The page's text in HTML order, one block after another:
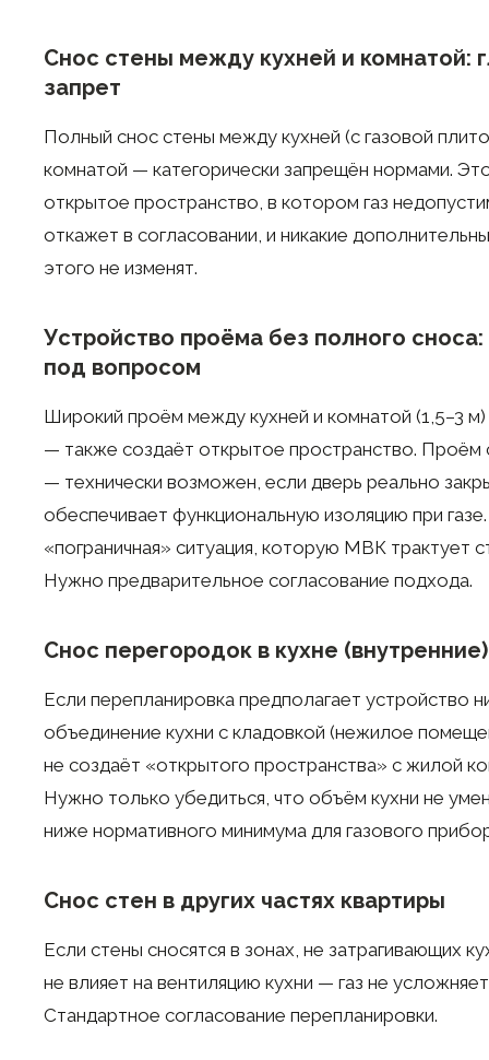
Снос стены между кухней и комнатой:
запрет
Полный снос стены между кухней (с газовой
комнатой — категорически запрещён нормами.
открытое пространство, в котором газ
откажет в согласовании, и никакие
этого не изменят.
Устройство проёма без полного
под вопросом
Широкий проём между кухней и комнатой (1,5–3
— также создаёт открытое пространство. Проём
— технически возможен, если дверь реально
обеспечивает функциональную изоляцию при
«пограничная» ситуация, которую МВК трактует
Нужно предварительное согласование подхода.
Снос перегородок в кухне (внутренние)
Если перепланировка предполагает устройство
объединение кухни с кладовкой (нежилое
не создаёт «открытого пространства» с жилой
Нужно только убедиться, что объём кухни не
ниже нормативного минимума для газового
Снос стен в других частях квартиры
Если стены сносятся в зонах, не затрагивающих
не влияет на вентиляцию кухни — газ не
Стандартное согласование перепланировки.